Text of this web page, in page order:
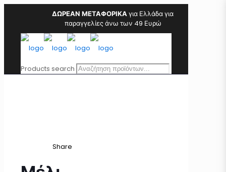
ΔΩΡΕΑΝ ΜΕΤΑΦΟΡΙΚΑγια Ελλάδα για
παραγγελίες άνω των 49 Ευρώ
Products search
Share